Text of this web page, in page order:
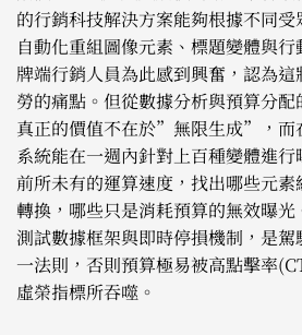
的行銷科技解決方案能夠根據不同受
自動化重組圖像元素、標題變體與
牌端行銷人員為此感到興奮，認為
勞的痛點。但從數據分析與預算分
真正的價值不在於”無限生成”，
系統能在一週內針對上百種變體進
前所未有的運算速度，找出哪些元
轉換，哪些只是消耗預算的無效曝
測試數據框架與即時停損機制，是
一法則，否則預算極易被高點擊率
虛榮指標所吞噬。